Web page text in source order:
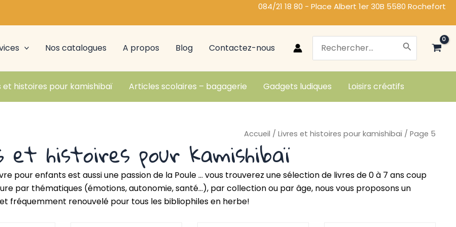
084/21 18 80 - Place Albert 1er 30B 5580 Rochefort
Nos catalogues A propos Blog Contactez-nous
Search
et histoires pour kamishibaï Articles scolaires – bagagerie Gadgets ludiques Loisirs créatifs
Accueil / Livres et histoires pour kamishibaï / Page 5
et histoires pour kamishibaï
pour enfants est aussi une passion de la Poule … vous trouverez une sélection de livres de 0 à 7 ans coup
par thématiques (émotions, autonomie, santé…), par collection ou par âge, nous vous proposons un
fréquemment renouvelé pour tous les bibliophiles en herbe!